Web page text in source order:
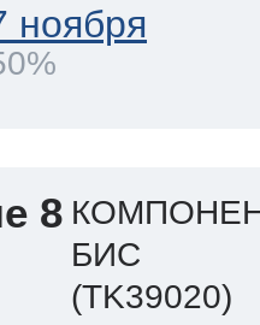
ноября
8
БИС
(TK39020)